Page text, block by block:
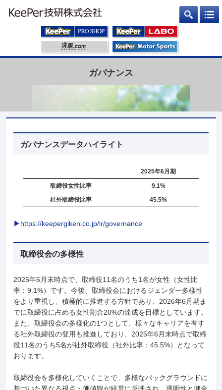
ガバナンス
ガバナンスデータハイライト
2025年6月期
取締役女性比率
9.1%
社外取締役比率
45.5%
▶https://keepergiken.co.jp/ir/governance
取締役会の多様性
2025年6月末時点で、取締役11名のうち1名が女性（女性比
率：9.1%）です。今後、取締役会におけるジェンダー多様性
をより重視し、積極的に推進する方針であり、2026年6月期ま
でに取締役に占める女性割合20%の達成を目標としています。
また、取締役会の多様化の1つとして、様々なキャリアを有す
る社外取締役の登用も推進しており、2025年6月末時点で取締
役11名のうち5名が社外取締役（社外比率：45.5%）となって
おります。
取締役会を多様化していくことで、多様なバックグラウンドに